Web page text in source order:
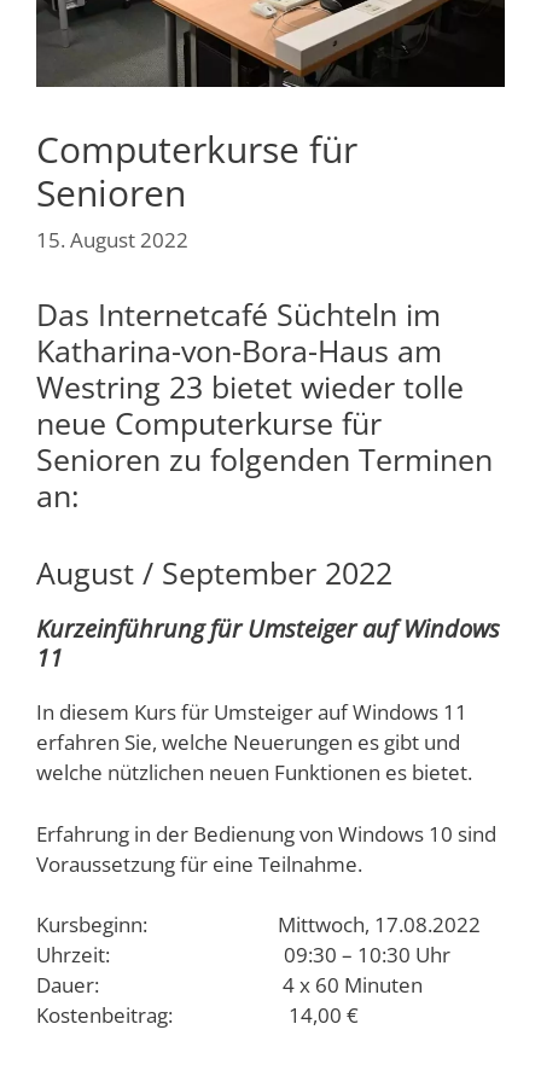
Computerkurse für
Senioren
15. August 2022
Das Internetcafé Süchteln im
Katharina-von-Bora-Haus am
Westring 23 bietet wieder tolle
neue Computerkurse für
Senioren zu folgenden Terminen
an:
August / September 2022
Kurzeinführung für Umsteiger auf Windows
11
In diesem Kurs für Umsteiger auf Windows 11
erfahren Sie, welche Neuerungen es gibt und
welche nützlichen neuen Funktionen es bietet.
Erfahrung in der Bedienung von Windows 10 sind
Voraussetzung für eine Teilnahme.
Kursbeginn: Mittwoch, 17.08.2022
Uhrzeit: 09:30 – 10:30 Uhr
Dauer: 4 x 60 Minuten
Kostenbeitrag: 14,00 €